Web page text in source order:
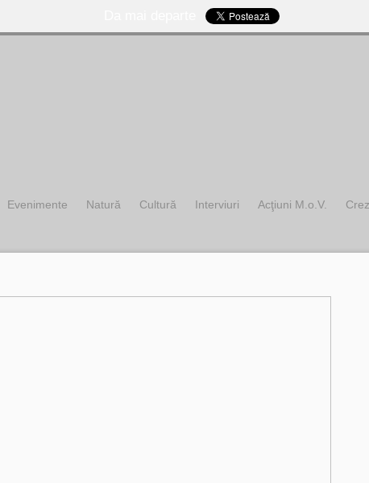
Evenimente Natură Cultură Interviuri Acţiuni M.o.V. Crez